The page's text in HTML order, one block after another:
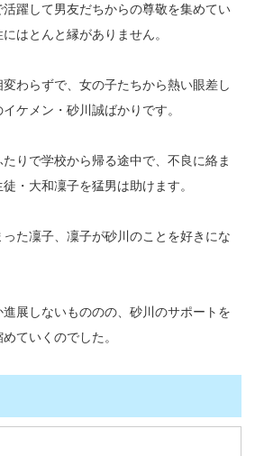
躍して男友だちからの尊敬を集めてい
はとんと縁がありません。
わらずで、女の子たちから熱い眼差し
ケメン・砂川誠ばかりです。
りで学校から帰る途中で、不良に絡ま
・大和凜子を猛男は助けます。
た凜子、凜子が砂川のことを好きにな
展しないもののの、砂川のサポートを
ていくのでした。